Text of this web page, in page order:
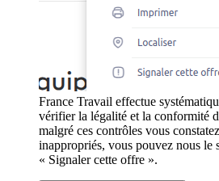
France Travail effectue
vérifier la légalité et la conformité
malgré ces contrôles vous
inappropriés, vous pouvez nous le
« Signaler cette offre ».